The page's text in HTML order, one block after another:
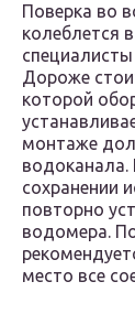
Поверка во
колеблется
Дороже
которой
монтаже
водоканала.
сохранении
повторно
водомера.
место все